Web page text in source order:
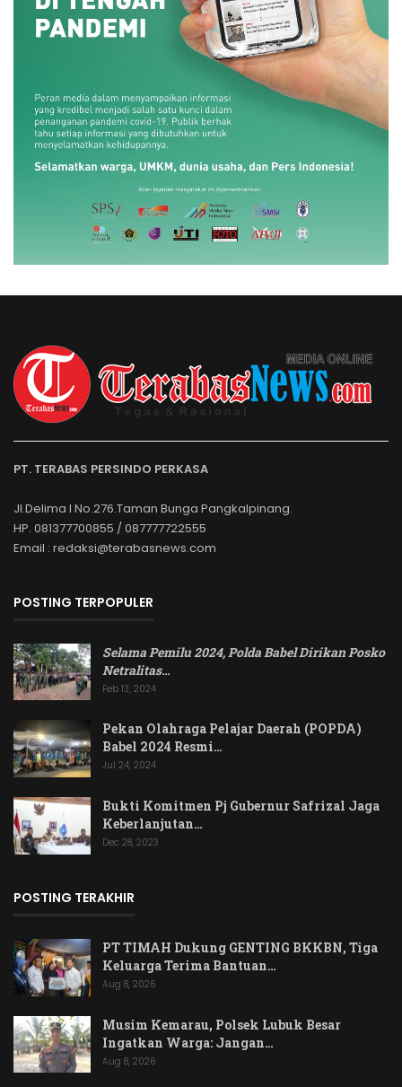
PT. TERABAS PERSINDO PERKASA
Jl.Delima I No.276.Taman Bunga Pangkalpinang.
HP. 081377700855 / 087777722555
Email : redaksi@terabasnews.com
POSTING TERPOPULER
Selama Pemilu 2024, Polda Babel Dirikan Posko
Netralitas…
Feb 13, 2024
Pekan Olahraga Pelajar Daerah (POPDA)
Babel 2024 Resmi…
Jul 24, 2024
Bukti Komitmen Pj Gubernur Safrizal Jaga
Keberlanjutan…
Dec 28, 2023
POSTING TERAKHIR
PT TIMAH Dukung GENTING BKKBN, Tiga
Keluarga Terima Bantuan…
Aug 8, 2026
Musim Kemarau, Polsek Lubuk Besar
Ingatkan Warga: Jangan…
Aug 8, 2026